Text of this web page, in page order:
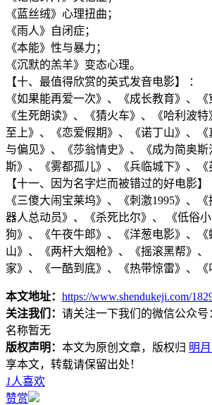
《蓝丝绒》心理扭曲；
《雨人》自闭症；
《本能》性与暴力；
《沉默的羔羊》变态心理。
【十、最值得欣赏的英式发音电影】 ：
《如果能再爱一次》、《成长教育》、《
《生死朗读》、《猜火车》、《哈利波
至上》、《恋爱假期》、《诺丁山》、
与偏见》、《莎翁情史》、《成为简奥
斯》、《雾都孤儿》、《兵临城下》、《
【十一、因为名字烂而被错过的好电影】
《三傻大闹宝莱坞》、《刺激1995》、
器人总动员》、《杀死比尔》、 《低俗
狗》、《午夜牛郎》、《洋葱电影》、
山》、《两杆大烟枪》、《摇滚黑帮》、
家》、《一酷到底》、《热带惊雷》、《
本文地址： https://www.shendukeji.com/
关注我们： 请关注一下我们的微信公众号
名称暂无
版权声明： 本文为原创文章，版权归 明
享本文，转载请保留出处！
1 人喜欢
赞赏